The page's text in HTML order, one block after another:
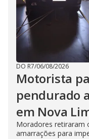
DO R7/06/08/2026
Motorista
pendurado
em Nova
Moradores retiraram
amarrações para